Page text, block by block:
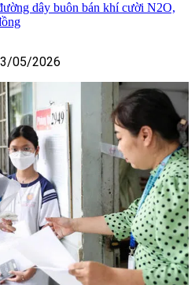
dây buôn bán khí cười N2O,
05/2026